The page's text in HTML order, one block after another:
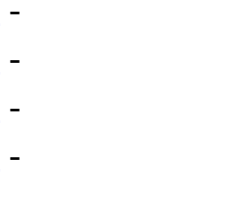
-
-
-
-